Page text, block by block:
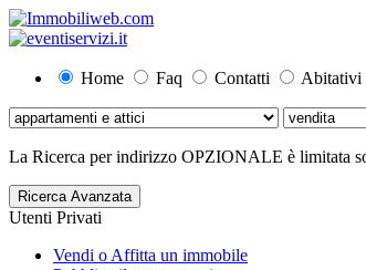
Home Faq Contatti Abitativi
La Ricerca per indirizzo OPZIONALE è limitata
Ricerca Avanzata
Utenti Privati
Vendi o Affitta un immobile